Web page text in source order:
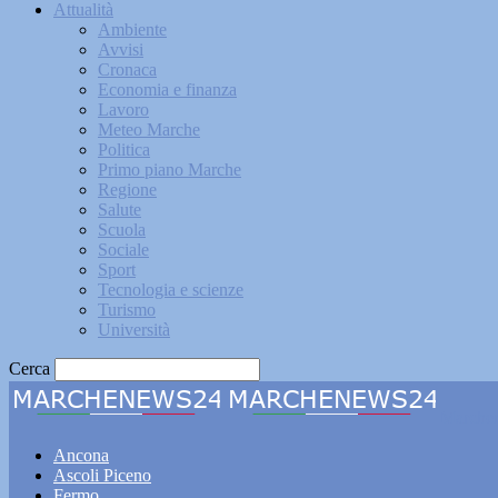
Attualità
Ambiente
Avvisi
Cronaca
Economia e finanza
Lavoro
Meteo Marche
Politica
Primo piano Marche
Regione
Salute
Scuola
Sociale
Sport
Tecnologia e scienze
Turismo
Università
Cerca
Ancona
Ascoli Piceno